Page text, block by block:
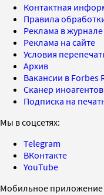
Контактная
Правила
Реклама в журнале
Реклама на сайте
Условия
Архив
Вакансии в Forbes
Сканер
Подписка на
Мы в соцсетях:
Telegram
ВКонтакте
YouTube
Мобильное приложение